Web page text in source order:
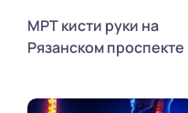
МРТ кисти руки на
Рязанском проспекте